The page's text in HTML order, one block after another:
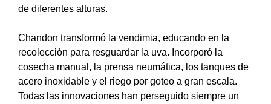
de diferentes alturas.
Chandon transformó la vendimia, educando en la
recolección para resguardar la uva. Incorporó la
cosecha manual, la prensa neumática, los tanques de
acero inoxidable y el riego por goteo a gran escala.
Todas las innovaciones han perseguido siempre un